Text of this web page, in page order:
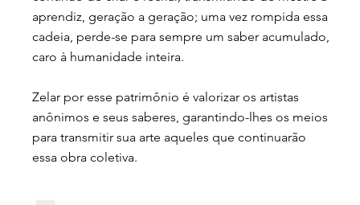
aprendiz, geração a geração; uma vez rompida essa
cadeia, perde-se para sempre um saber acumulado,
caro à humanidade inteira.
Zelar por esse patrimônio é valorizar os artistas
anônimos e seus saberes, garantindo-lhes os meios
para transmitir sua arte aqueles que continuarão
essa obra coletiva.